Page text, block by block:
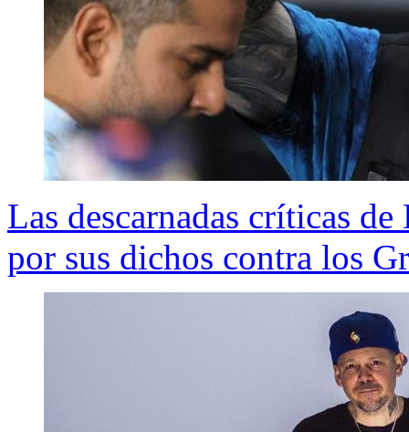
Las descarnadas críticas
por sus dichos contra los